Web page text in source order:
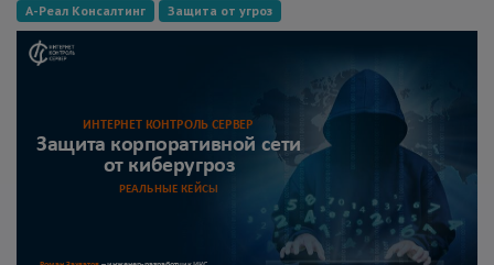
А-Реал Консалтинг Защита от угроз